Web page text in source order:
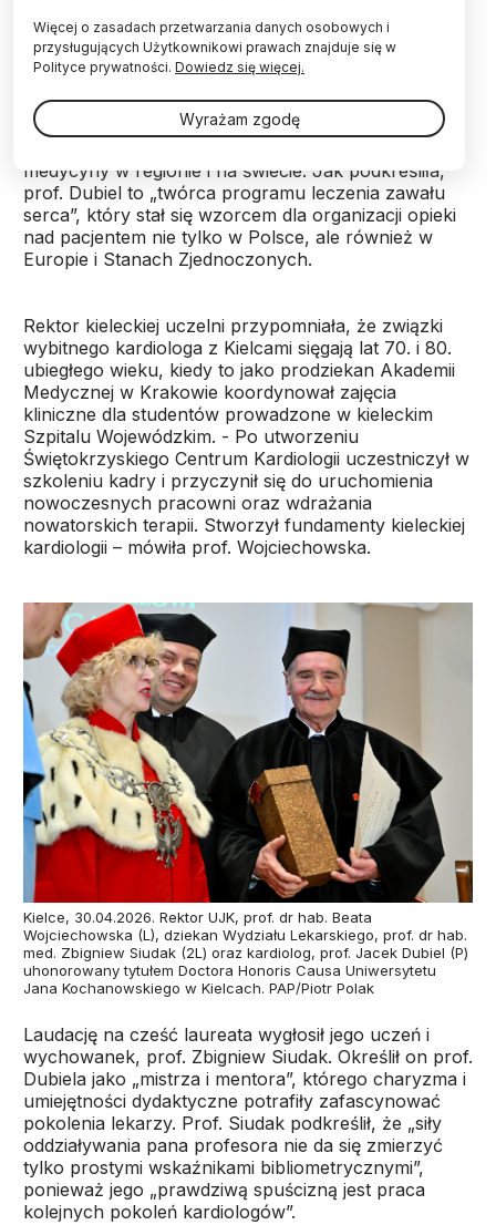
wręczono tytuł, odbyło się w czwartek.
Podczas uroczystości rektor UJK, prof. Beata
Wojciechowska, mówiła o fundamentalnym
medycyny w regionie i na świecie. Jak podkreśliła,
prof. Dubiel to „twórca programu leczenia zawału
serca”, który stał się wzorcem dla organizacji opieki
nad pacjentem nie tylko w Polsce, ale również w
Europie i Stanach Zjednoczonych.
Rektor kieleckiej uczelni przypomniała, że związki
wybitnego kardiologa z Kielcami sięgają lat 70. i 80.
ubiegłego wieku, kiedy to jako prodziekan Akademii
Medycznej w Krakowie koordynował zajęcia
kliniczne dla studentów prowadzone w kieleckim
Szpitalu Wojewódzkim. - Po utworzeniu
Świętokrzyskiego Centrum Kardiologii uczestniczył w
szkoleniu kadry i przyczynił się do uruchomienia
nowoczesnych pracowni oraz wdrażania
nowatorskich terapii. Stworzył fundamenty kieleckiej
kardiologii – mówiła prof. Wojciechowska.
Kielce, 30.04.2026. Rektor UJK, prof. dr hab. Beata
Wojciechowska (L), dziekan Wydziału Lekarskiego, prof. dr hab.
med. Zbigniew Siudak (2L) oraz kardiolog, prof. Jacek Dubiel (P)
uhonorowany tytułem Doctora Honoris Causa Uniwersytetu
Jana Kochanowskiego w Kielcach. PAP/Piotr Polak
Laudację na cześć laureata wygłosił jego uczeń i
wychowanek, prof. Zbigniew Siudak. Określił on prof.
Dubiela jako „mistrza i mentora”, którego charyzma i
umiejętności dydaktyczne potrafiły zafascynować
pokolenia lekarzy. Prof. Siudak podkreślił, że „siły
oddziaływania pana profesora nie da się zmierzyć
tylko prostymi wskaźnikami bibliometrycznymi”,
ponieważ jego „prawdziwą spuścizną jest praca
kolejnych pokoleń kardiologów”.
Więcej o zasadach przetwarzania danych osobowych i
przysługujących Użytkownikowi prawach znajduje się w
Polityce prywatności. Dowiedz się więcej.
Wyrażam zgodę